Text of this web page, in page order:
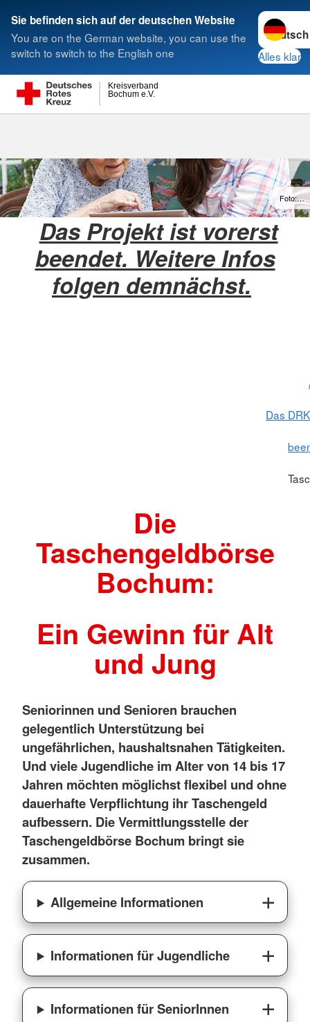
Sie befinden sich auf der deutschen Website
You are on the German website, you can use the
switch to switch to the English one
Sprache
Alles klar
Bochum e.V.
Kreisverband
Suche
Foto:…
Das Projekt ist vorerst
beendet. Weitere Infos
folgen demnächst.
Das
Die
Taschengeldbörse
Bochum:
Ein Gewinn für Alt
und Jung
Seniorinnen und Senioren brauchen
gelegentlich Unterstützung bei
ungefährlichen, haushaltsnahen Tätigkeiten.
Und viele Jugendliche im Alter von 14 bis 17
Jahren möchten möglichst flexibel und ohne
dauerhafte Verpflichtung ihr Taschengeld
aufbessern. Die Vermittlungsstelle der
Taschengeldbörse Bochum bringt sie
zusammen.
Allgemeine Informationen
Informationen für Jugendliche
Informationen für SeniorInnen